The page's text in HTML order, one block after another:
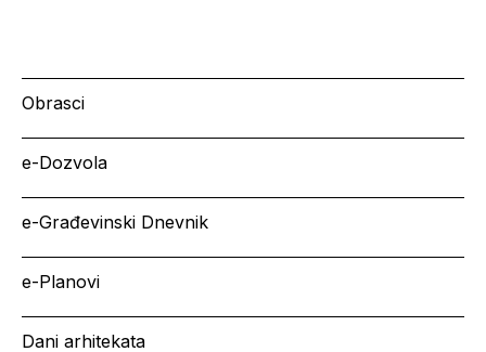
Obrasci
e-Dozvola
e-Građevinski Dnevnik
e-Planovi
Dani arhitekata